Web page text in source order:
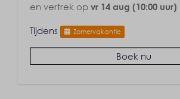
en vertrek op vr 14 aug (10:00 uur)
Tijdens Zomervakantie
Boek nu